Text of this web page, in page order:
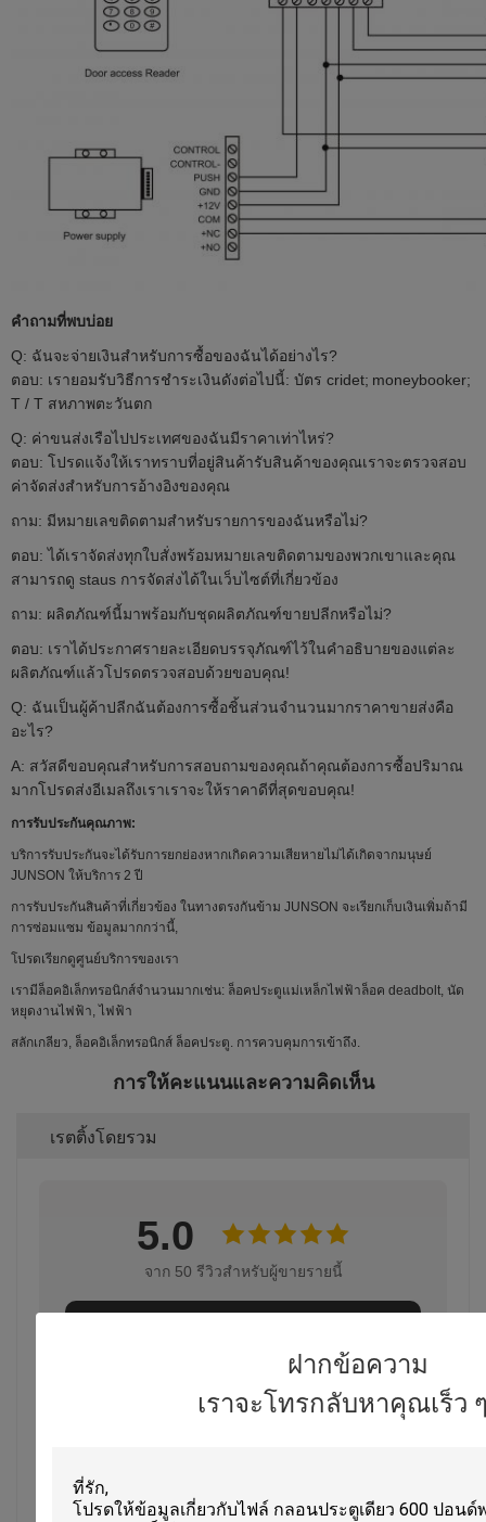
ฝากข้อความ
เราจะโทรกลับหาคุณเร็ว
คำถามที่พบบ่อย
Q: ฉันจะจ่ายเงินสำหรับการซื้อของฉันได้อย่างไร?
ตอบ: เรายอมรับวิธีการชำระเงินดังต่อไปนี้: บัตร cridet; moneybooker;
T / T สหภาพตะวันตก
Q: ค่าขนส่งเรือไปประเทศของฉันมีราคาเท่าไหร่?
ตอบ: โปรดแจ้งให้เราทราบที่อยู่สินค้ารับสินค้าของคุณเราจะตรวจสอบ
ค่าจัดส่งสำหรับการอ้างอิงของคุณ
ถาม: มีหมายเลขติดตามสำหรับรายการของฉันหรือไม่?
ตอบ: ได้เราจัดส่งทุกใบสั่งพร้อมหมายเลขติดตามของพวกเขาและคุณ
สามารถดู staus การจัดส่งได้ในเว็บไซต์ที่เกี่ยวข้อง
ถาม: ผลิตภัณฑ์นี้มาพร้อมกับชุดผลิตภัณฑ์ขายปลีกหรือไม่?
ตอบ: เราได้ประกาศรายละเอียดบรรจุภัณฑ์ไว้ในคำอธิบายของแต่ละ
ผลิตภัณฑ์แล้วโปรดตรวจสอบด้วยขอบคุณ!
Q: ฉันเป็นผู้ค้าปลีกฉันต้องการซื้อชิ้นส่วนจำนวนมากราคาขายส่งคือ
อะไร?
A: สวัสดีขอบคุณสำหรับการสอบถามของคุณถ้าคุณต้องการซื้อปริมาณ
มากโปรดส่งอีเมลถึงเราเราจะให้ราคาดีที่สุดขอบคุณ!
การรับประกันคุณภาพ:
บริการรับประกันจะได้รับการยกย่องหากเกิดความเสียหายไม่ได้เกิดจากมนุษย์
JUNSON ให้บริการ 2 ปี
การรับประกันสินค้าที่เกี่ยวข้อง ในทางตรงกันข้าม JUNSON จะเรียกเก็บเงินเพิ่มถ้ามี
การซ่อมแซม ข้อมูลมากกว่านี้,
โปรดเรียกดูศูนย์บริการของเรา
เรามีล็อคอิเล็กทรอนิกส์จำนวนมากเช่น: ล็อคประตูแม่เหล็กไฟฟ้าล็อค deadbolt, นัด
หยุดงานไฟฟ้า, ไฟฟ้า
สลักเกลียว, ล็อคอิเล็กทรอนิกส์ ล็อคประตู. การควบคุมการเข้าถึง.
การให้คะแนนและความคิดเห็น
เรตติ้งโดยรวม
5.0
จาก 50 รีวิวสำหรับผู้ขายรายนี้
ภาพรวมการให้คะแนน
5 ดาว 100%